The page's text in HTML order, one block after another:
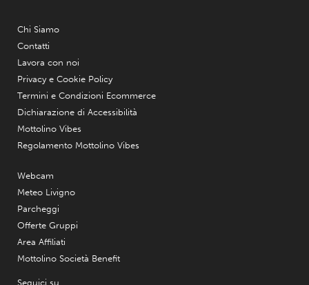
Chi Siamo
Contatti
Lavora con noi
Privacy e Cookie Policy
Termini e Condizioni Ecommerce
Dichiarazione di Accessibilità
Mottolino Vibes
Regolamento Mottolino Vibes
Webcam
Meteo Livigno
Parcheggi
Offerte Gruppi
Area Affiliati
Mottolino Società Benefit
Seguici su